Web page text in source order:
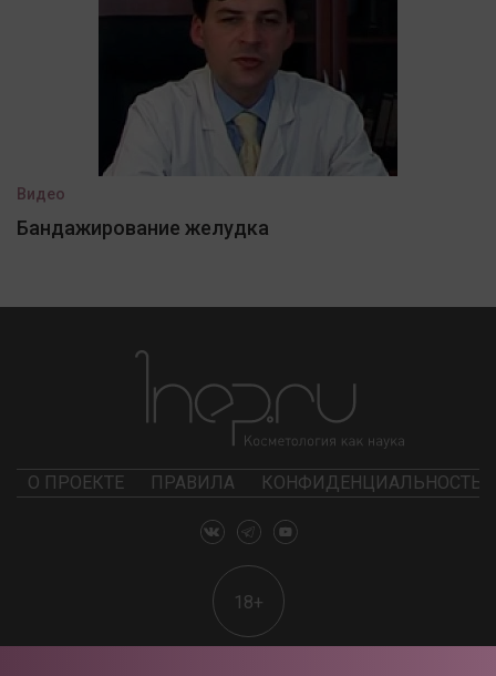
Видео
Бандажирование желудка
О ПРОЕКТЕ ПРАВИЛА КОНФИДЕНЦИАЛЬНОСТЬ
18+